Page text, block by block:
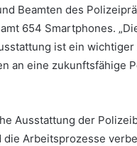
Beamten des
654 Smartphones.
ist ein wichtiger
an eine zukunftsfähige
Ausstattung der
die Arbeitsprozesse